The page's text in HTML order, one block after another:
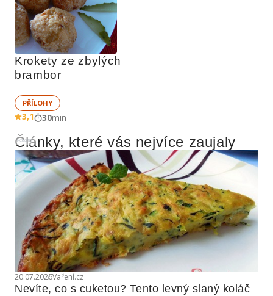
Krokety ze zbylých
brambor
PŘÍLOHY
3,1 30min
Reklama
Články, které vás nejvíce zaujaly
20.07.2026Vaření.cz
Nevíte, co s cuketou? Tento levný slaný koláč